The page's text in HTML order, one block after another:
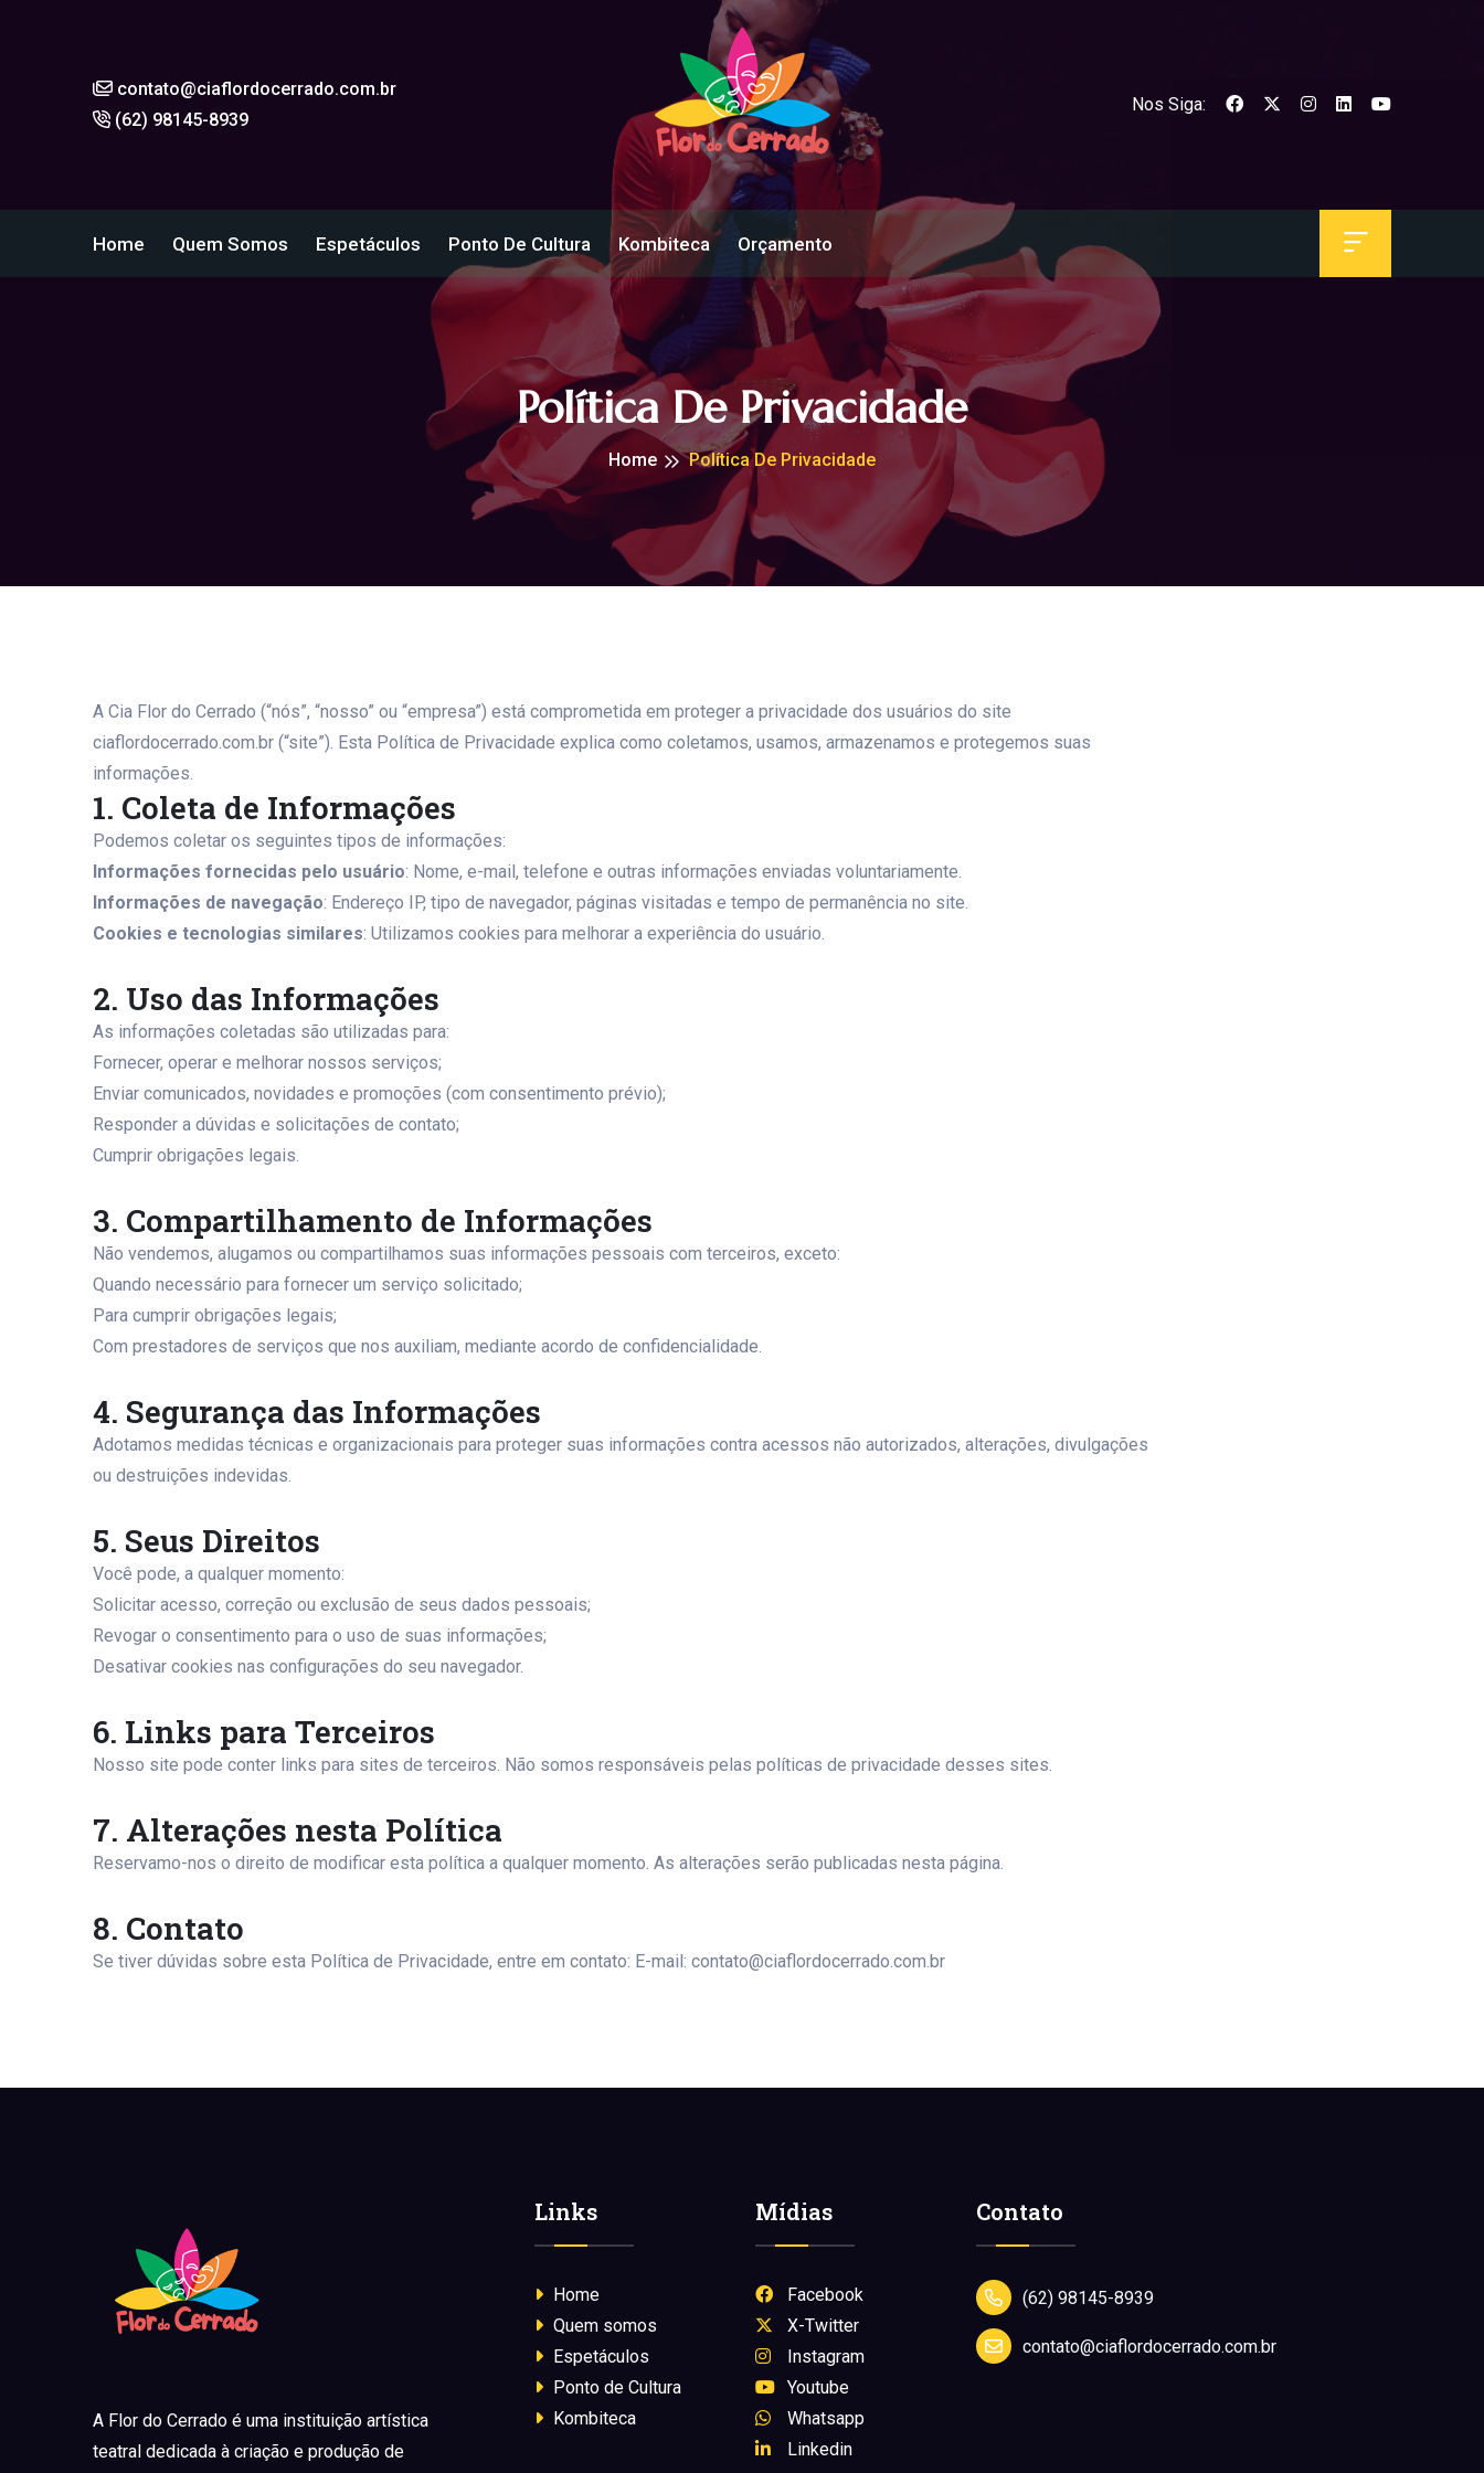
contato@ciaflordocerrado.com.br
(62) 98145-8939
Nos Siga:
Home Quem Somos Espetáculos Ponto De Cultura Kombiteca Orçamento
Política De Privacidade
Home Política De Privacidade
A Cia Flor do Cerrado (“nós”, “nosso” ou “empresa”) está comprometida em proteger a privacidade dos usuários do site
ciaflordocerrado.com.br (“site”). Esta Política de Privacidade explica como coletamos, usamos, armazenamos e protegemos suas
informações.
1. Coleta de Informações
Podemos coletar os seguintes tipos de informações:
Informações fornecidas pelo usuário: Nome, e-mail, telefone e outras informações enviadas voluntariamente.
Informações de navegação: Endereço IP, tipo de navegador, páginas visitadas e tempo de permanência no site.
Cookies e tecnologias similares: Utilizamos cookies para melhorar a experiência do usuário.
2. Uso das Informações
As informações coletadas são utilizadas para:
Fornecer, operar e melhorar nossos serviços;
Enviar comunicados, novidades e promoções (com consentimento prévio);
Responder a dúvidas e solicitações de contato;
Cumprir obrigações legais.
3. Compartilhamento de Informações
Não vendemos, alugamos ou compartilhamos suas informações pessoais com terceiros, exceto:
Quando necessário para fornecer um serviço solicitado;
Para cumprir obrigações legais;
Com prestadores de serviços que nos auxiliam, mediante acordo de confidencialidade.
4. Segurança das Informações
Adotamos medidas técnicas e organizacionais para proteger suas informações contra acessos não autorizados, alterações, divulgações
ou destruições indevidas.
5. Seus Direitos
Você pode, a qualquer momento:
Solicitar acesso, correção ou exclusão de seus dados pessoais;
Revogar o consentimento para o uso de suas informações;
Desativar cookies nas configurações do seu navegador.
6. Links para Terceiros
Nosso site pode conter links para sites de terceiros. Não somos responsáveis pelas políticas de privacidade desses sites.
7. Alterações nesta Política
Reservamo-nos o direito de modificar esta política a qualquer momento. As alterações serão publicadas nesta página.
8. Contato
Se tiver dúvidas sobre esta Política de Privacidade, entre em contato: E-mail: contato@ciaflordocerrado.com.br
A Flor do Cerrado é uma instituição artística
teatral dedicada à criação e produção de
Links
Home
Quem somos
Espetáculos
Ponto de Cultura
Kombiteca
Mídias
Facebook
X-Twitter
Instagram
Youtube
Whatsapp
Linkedin
Contato
(62) 98145-8939
contato@ciaflordocerrado.com.br